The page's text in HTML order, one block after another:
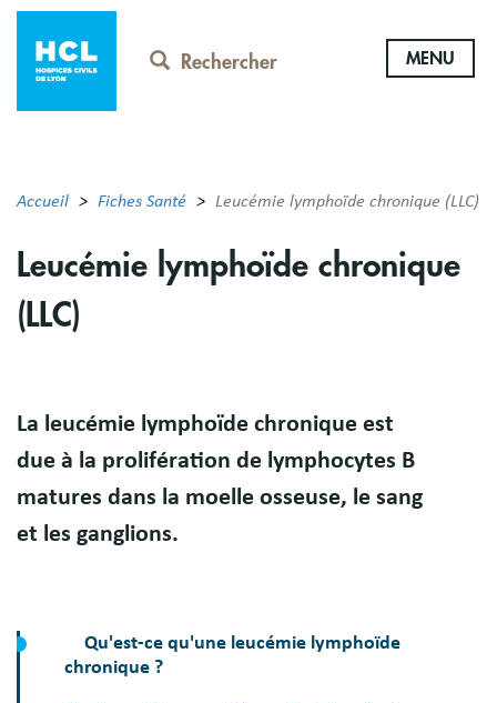
Aller
contenu
principal
Rechercher MENU
Accueil Fiches Santé Leucémie lymphoïde chronique (LLC)
Leucémie lymphoïde chronique
(LLC)
Résumé
La leucémie lymphoïde chronique est
due à la prolifération de lymphocytes B
matures dans la moelle osseuse, le sang
et les ganglions.
Qu'est-ce qu'une leucémie lymphoïde
chronique ?